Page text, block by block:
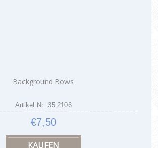
Background Bows
Artikel Nr: 35.2106
€7,50